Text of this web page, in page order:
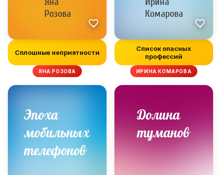
Сплошные неприятности
ЯНА РОЗОВА
Список опасных
профессий
ИРИНА КОМАРОВА